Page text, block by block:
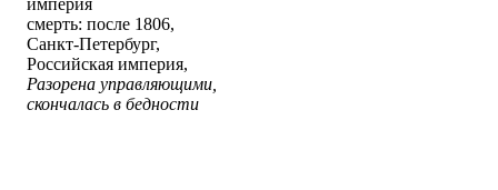
империя
смерть: после 1806,
Санкт-Петербург,
Российская империя,
Разорена управляющими,
скончалась в бедности